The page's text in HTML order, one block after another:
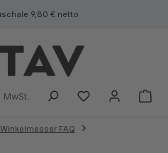
9,80 € netto
MwSt.
Winkelmesser FAQ